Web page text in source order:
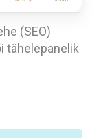
(SEO)
tähelepanelik